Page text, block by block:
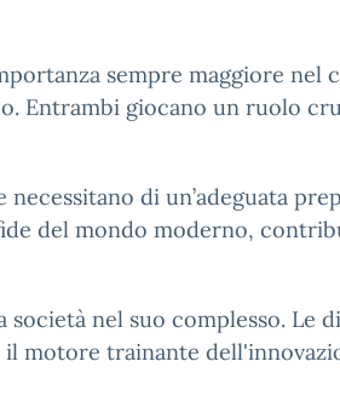
sempre maggiore nel
Entrambi giocano un ruolo
di un’adeguata
del mondo moderno,
società nel suo complesso. Le
motore trainante